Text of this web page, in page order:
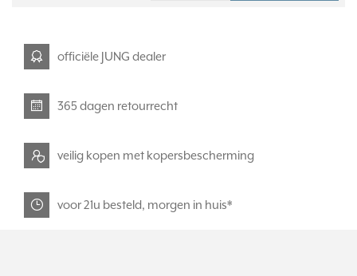
officiële JUNG dealer
365 dagen retourrecht
veilig kopen met kopersbescherming
voor 21u besteld, morgen in huis*